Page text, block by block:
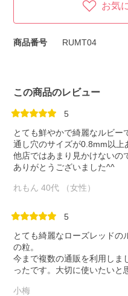
お気
商品番号 RUMT04
この商品のレビュー
5
とても鮮やかで綺麗なルビー
通し穴のサイズが0.8mm以上
他店ではあまり見かけないの
ありがとうございました^^
れもん 40代 （女性）
5
とても綺麗なローズレッドの
の粒。
今まで複数の通販を利用しま
ったです。大切に使いたいと
小梅